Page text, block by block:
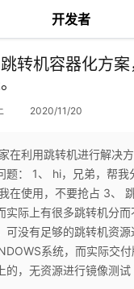
开发者
跳转机容器化方
2020/11/20
在利用跳转机进行解决
题： 1、 hi，兄弟，帮我
在使用，不要抢占 3、
实际上有很多跳转机分
可没有足够的跳转机资源
系统，而实际交
的，无资源进行镜像测试